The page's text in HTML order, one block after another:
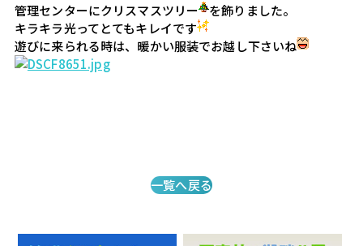
管理センターにクリスマスツリー
を飾りました。
キラキラ光ってとてもキレイです
遊びに来られる時は、暖かい服装でお越し下さいね
一覧へ戻る